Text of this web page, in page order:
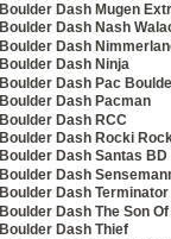
Boulder Dash Mugen
Boulder Dash Nash
Boulder Dash
Boulder Dash Ninja
Boulder Dash Pac
Boulder Dash Pacman
Boulder Dash RCC
Boulder Dash Rocki
Boulder Dash Santas
Boulder Dash
Boulder Dash
Boulder Dash The Son
Boulder Dash Thief